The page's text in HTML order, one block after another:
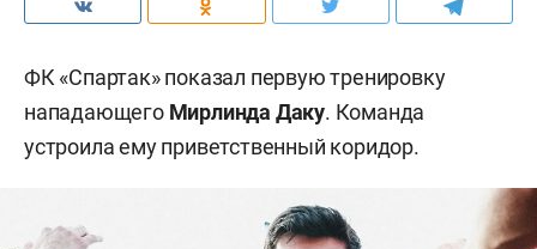
ФК «Спартак» показал первую тренировку
нападающего Мирлинда Даку. Команда
устроила ему приветственный коридор.